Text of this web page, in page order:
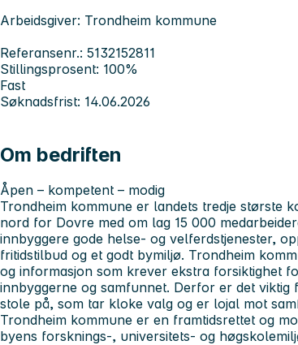
Arbeidsgiver: Trondheim kommune
Referansenr.: 5132152811
Stillingsprosent: 100%
Fast
Søknadsfrist: 14.06.2026
Om bedriften
Åpen – kompetent – modig
Trondheim kommune er landets tredje største
nord for Dovre med om lag 15 000
innbyggere gode helse- og velferdstjenester,
fritidstilbud og et godt bymiljø. Trondheim
og informasjon som krever ekstra forsiktighet
innbyggerne og samfunnet. Derfor er det
stole på, som tar kloke valg og er lojal mot
Trondheim kommune er en framtidsrettet og
byens forsknings-, universitets- og